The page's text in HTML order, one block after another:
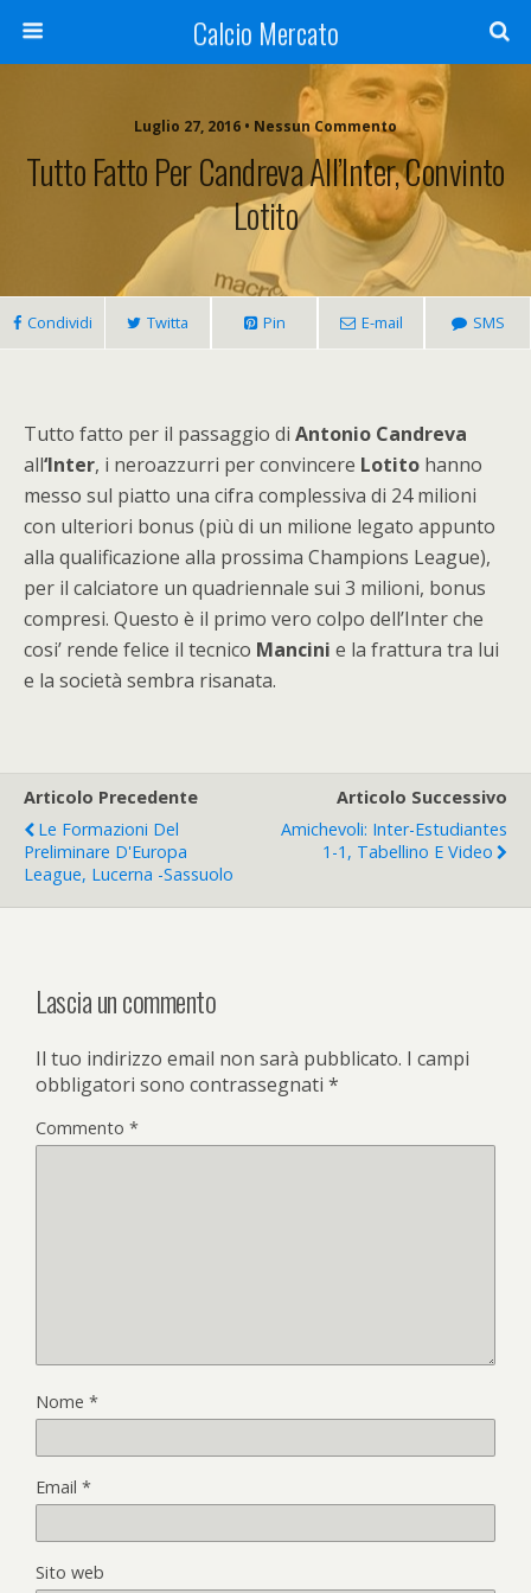
Calcio Mercato
Luglio 27, 2016 • Nessun Commento
Tutto Fatto Per Candreva All’Inter, Convinto
Lotito
Condividi Twitta Pin E-mail SMS
Tutto fatto per il passaggio di Antonio Candreva
all‘Inter, i neroazzurri per convincere Lotito hanno
messo sul piatto una cifra complessiva di 24 milioni
con ulteriori bonus (più di un milione legato appunto
alla qualificazione alla prossima Champions League),
per il calciatore un quadriennale sui 3 milioni, bonus
compresi. Questo è il primo vero colpo dell’Inter che
cosi’ rende felice il tecnico Mancini e la frattura tra lui
e la società sembra risanata.
Articolo Precedente
Le Formazioni Del
Preliminare D'Europa
League, Lucerna -Sassuolo
Articolo Successivo
Amichevoli: Inter-Estudiantes
1-1, Tabellino E Video
Lascia un commento
Il tuo indirizzo email non sarà pubblicato. I campi
obbligatori sono contrassegnati *
Commento *
Nome *
Email *
Sito web